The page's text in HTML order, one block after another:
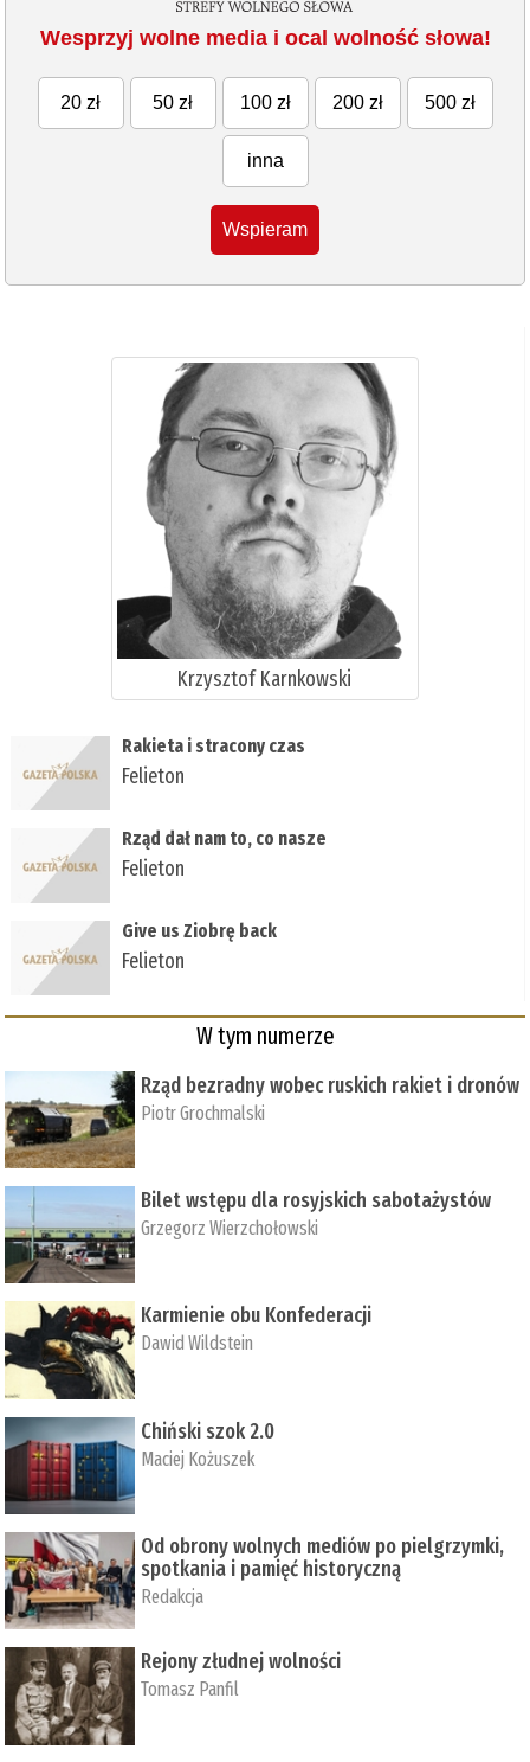
Wesprzyj wolne media i ocal wolność słowa!
20 zł 50 zł 100 zł 200 zł 500 zł
inna
Wspieram
Krzysztof Karnkowski
Rakieta i stracony czas
Felieton
Rząd dał nam to, co nasze
Felieton
Give us Ziobrę back
Felieton
W tym numerze
Rząd bezradny wobec ruskich rakiet i dronów
Piotr Grochmalski
Bilet wstępu dla rosyjskich sabotażystów
Grzegorz Wierzchołowski
Karmienie obu Konfederacji
Dawid Wildstein
Chiński szok 2.0
Maciej Kożuszek
Od obrony wolnych mediów po pielgrzymki,
spotkania i pamięć historyczną
Redakcja
Rejony złudnej wolności
Tomasz Panfil